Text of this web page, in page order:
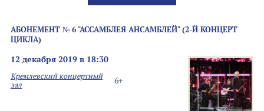
АБОНЕМЕНТ № 6 "АССАМБЛЕЯ АНСАМБЛЕЙ" (2-Й КОНЦЕРТ
ЦИКЛА)
12 декабря 2019 в 18:30
6+
Кремлевский концертный
зал